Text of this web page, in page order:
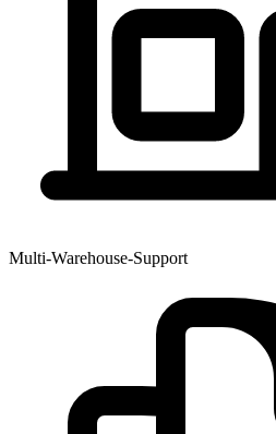
Multi-Warehouse-Support